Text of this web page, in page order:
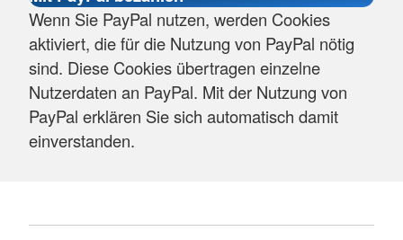
Wenn Sie PayPal nutzen, werden Cookies
aktiviert, die für die Nutzung von PayPal nötig
sind. Diese Cookies übertragen einzelne
Nutzerdaten an PayPal. Mit der Nutzung von
PayPal erklären Sie sich automatisch damit
einverstanden.